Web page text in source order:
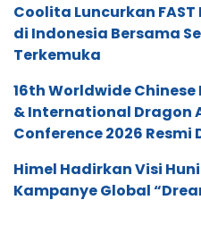
Coolita Luncurkan
di Indonesia Bersama
Terkemuka
16th Worldwide
& International Dragon
Conference 2026 Resmi
Himel Hadirkan Visi
Kampanye Global